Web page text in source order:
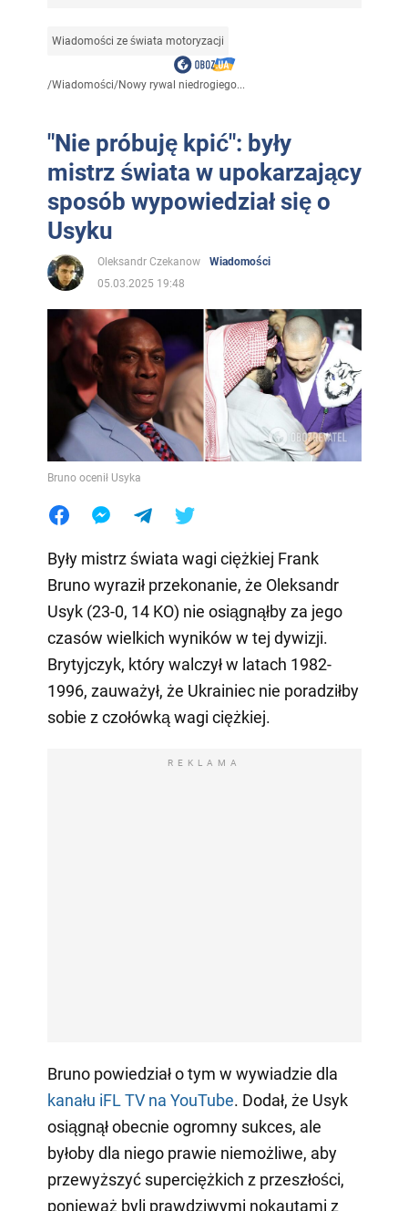
Wiadomości ze świata motoryzacji
/Wiadomości/Nowy rywal niedrogiego...
"Nie próbuję kpić": były
mistrz świata w upokarzający
sposób wypowiedział się o
Usyku
Oleksandr Czekanow
Wiadomości
05.03.2025 19:48
Bruno ocenił Usyka
Były mistrz świata wagi ciężkiej Frank
Bruno wyraził przekonanie, że Oleksandr
Usyk (23-0, 14 KO) nie osiągnąłby za jego
czasów wielkich wyników w tej dywizji.
Brytyjczyk, który walczył w latach 1982-
1996, zauważył, że Ukrainiec nie poradziłby
sobie z czołówką wagi ciężkiej.
REKLAMA
Bruno powiedział o tym w wywiadzie dla
kanału iFL TV na YouTube. Dodał, że Usyk
osiągnął obecnie ogromny sukces, ale
byłoby dla niego prawie niemożliwe, aby
przewyższyć superciężkich z przeszłości,
ponieważ byli prawdziwymi nokautami z